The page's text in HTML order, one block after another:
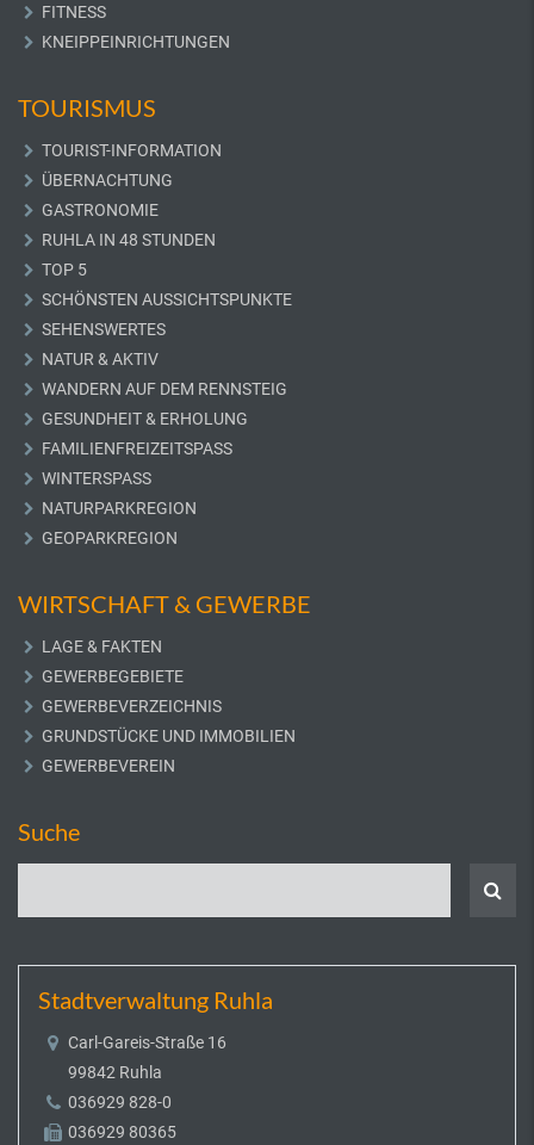
FITNESS
KNEIPPEINRICHTUNGEN
TOURISMUS
TOURIST-INFORMATION
ÜBERNACHTUNG
GASTRONOMIE
RUHLA IN 48 STUNDEN
TOP 5
SCHÖNSTEN AUSSICHTSPUNKTE
SEHENSWERTES
NATUR & AKTIV
WANDERN AUF DEM RENNSTEIG
GESUNDHEIT & ERHOLUNG
FAMILIENFREIZEITSPASS
WINTERSPASS
NATURPARKREGION
GEOPARKREGION
WIRTSCHAFT & GEWERBE
LAGE & FAKTEN
GEWERBEGEBIETE
GEWERBEVERZEICHNIS
GRUNDSTÜCKE UND IMMOBILIEN
GEWERBEVEREIN
Suche
Stadtverwaltung Ruhla
Carl-Gareis-Straße 16
99842 Ruhla
036929 828-0
036929 80365